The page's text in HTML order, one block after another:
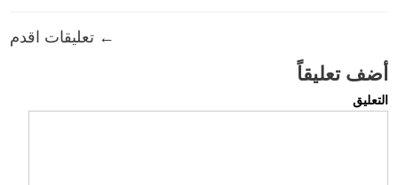
← تعليقات اقدم
أضف تعليقاً
التعليق